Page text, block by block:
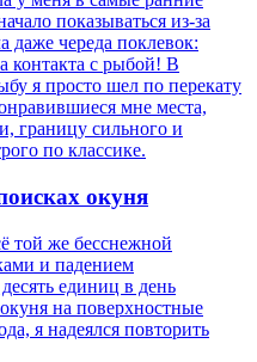
показываться из-за
даже череда поклевок:
контакта с рыбой! В
я просто шел по перекату
мне места,
границу сильного и
по классике.
окуня
той же бесснежной
и падением
единиц в день
на поверхностные
я надеялся повторить